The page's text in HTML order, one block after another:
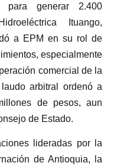
para generar 2.400
Ituango,
a EPM en su rol de
especialmente
comercial de la
arbitral ordenó a
de pesos, aun
de Estado.
lideradas por la
de Antioquia, la